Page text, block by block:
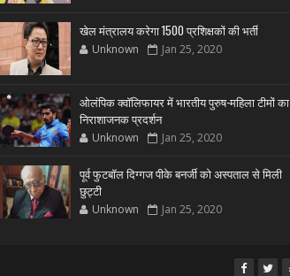
खेल मंत्रालय करेगा 1500 प्रशिक्षकों की भर्ती
Unknown Jan 25, 2020
ओलंपिक क्वॉलिफायर में भारतीय पुरुष-महिला टीमों का
निराशाजनक प्रदर्शन
Unknown Jan 25, 2020
पूर्व फुटबॉल दिग्गज पीके बनर्जी को अस्पताल से मिली
छुट्टी
Unknown Jan 25, 2020